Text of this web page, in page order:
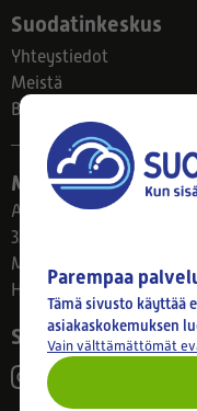
Suodatinkeskus
Yhteystiedot
Meistä
Blogi
Myymälä
Ahlmanintie 61
33800 Tampere
Ma–Pe 8–17
Huom! Myymälän
Seuraa meitä
Parempaa
Tämä sivusto käyttää
asiakaskokemuksen
Vain välttämättömät